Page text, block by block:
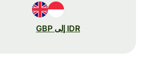
IDR إلى GBP